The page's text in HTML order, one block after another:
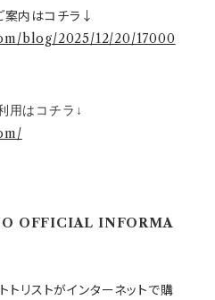
内はコチラ↓
blog/2025/12/20/17000
用はコチラ↓
OFFICIAL INFORMA
トリストがインターネットで購